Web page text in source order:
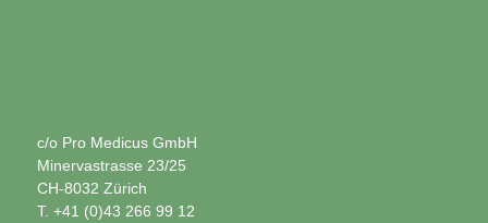
c/o Pro Medicus GmbH
Minervastrasse 23/25
CH-8032 Zürich
T. +41 (0)43 266 99 12